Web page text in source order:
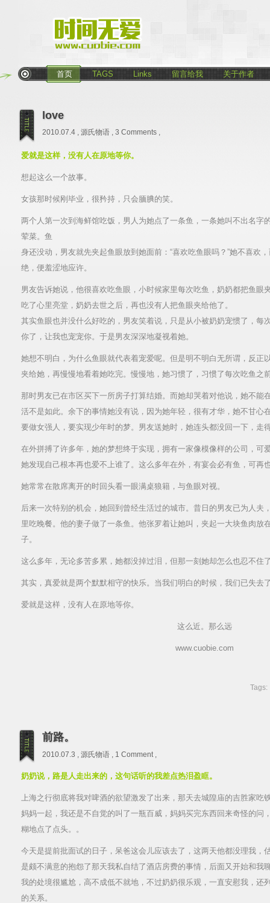
首页 TAGS Links 留言给我 关于作者
love
2010.07.4 , 源氏物语 , 3 Comments ,
爱就是这样，没有人在原地等你。
想起这么一个故事。
女孩那时候刚毕业，很矜持，只会腼腆的笑。
两个人第一次到海鲜馆吃饭，男人为她点了一条鱼，一条她叫不出名字
荤菜。鱼
身还没动，男友就先夹起鱼眼放到她面前：“喜欢吃鱼眼吗？”她不喜欢
绝，便羞涩地应许。
男友告诉她说，他很喜欢吃鱼眼，小时候家里每次吃鱼，奶奶都把鱼眼
吃了心里亮堂，奶奶去世之后，再也没有人把鱼眼夹给他了。
其实鱼眼也并没什么好吃的，男友笑着说，只是从小被奶奶宠惯了，每
你了，让我也宠宠你。于是男友深深地凝视着她。
她想不明白，为什么鱼眼就代表着宠爱呢。但是明不明白无所谓，反正
夹给她，再慢慢地看着她吃完。慢慢地，她习惯了，习惯了每次吃鱼之
那时男友已在市区买下一所房子打算结婚。而她却哭着对他说，她不能
活不是如此。余下的事情她没有说，因为她年轻，很有才华，她不甘心
要做女强人，要实现少年时的梦。男友送她时，她连头都没回一下，走
在外拼搏了许多年，她的梦想终于实现，拥有一家像模像样的公司，可
她发现自己根本再也爱不上谁了。这么多年在外，有宴会必有鱼，可再
她常常在散席离开的时回头看一眼满桌狼籍，与鱼眼对视。
后来一次特别的机会，她回到曾经生活过的城市。 昔日的男友已为人夫
里吃晚餐。他的妻子做了一条鱼。他张罗着让她叫，夹起一大块鱼肉放
子。
这么多年，无论多苦多累，她都没掉过泪，但那一刻她却怎么也忍不住
其实，真爱就是两个默默相守的快乐。当我们明白的时候，我们已失去
爱就是这样，没有人在原地等你。
这么近。那么远
www.cuobie.com
Tags:
前路。
2010.07.3 , 源氏物语 , 1 Comment,
奶奶说，路是人走出来的，这句话听的我差点热泪盈眶。
上海之行彻底将我对啤酒的欲望激发了出来，那天去城隍庙的吉胜家吃
妈妈一起，我还是不自觉的叫了一瓶百威，妈妈买完东西回来奇怪的问
糊地点了点头。。
今天是提前批面试的日子，呆爸这会儿应该去了，这两天他都没理我，
是颇不满意的抱怨了那天我私自结了酒店房费的事情，后面又开始和我
我的处境很尴尬，高不成低不就地，不过奶奶很乐观，一直安慰我，还
的关系。